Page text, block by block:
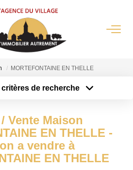
NOUS?
L'agence
Notre Équipe
Partenaires
ACTUALITÉS
MORTEFONTAINE EN THELLE
critères de recherche
Surface min
Plus de critères
Vente Maison
EN THELLE -
a vendre à
EN THELLE